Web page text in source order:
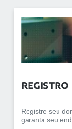
Registre seu
garanta seu